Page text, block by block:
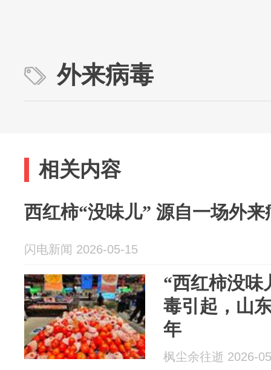
外来病毒
相关内容
西红柿“没味儿” 源自一场外
闪电新闻 2026-05-15
“西红柿没味
毒引起，山
年
枫尘余往逝 2026-